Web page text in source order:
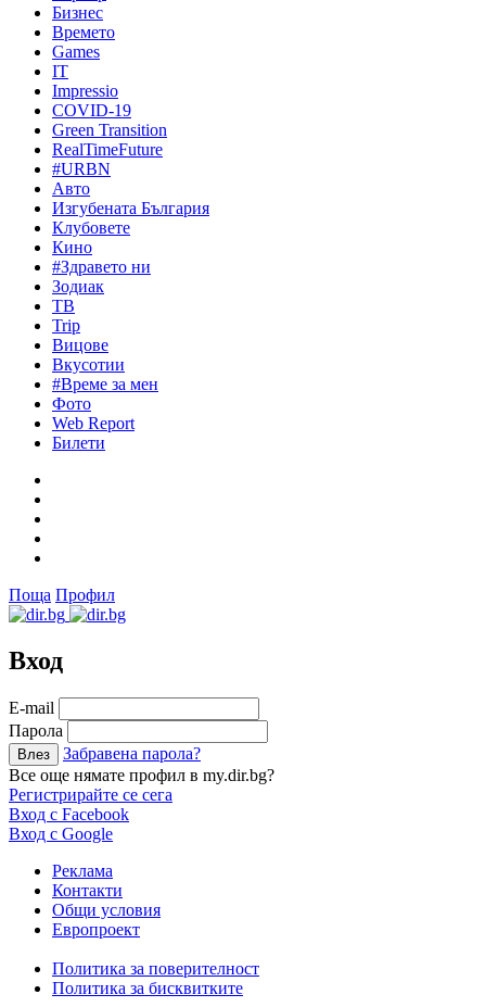
Бизнес
Времето
Games
IT
Impressio
COVID-19
Green Transition
RealTimeFuture
#URBN
Авто
Изгубената България
Клубовете
Кино
#Здравето ни
Зодиак
ТВ
Trip
Вицове
Вкусотии
#Време за мен
Фото
Web Report
Билети
Поща Профил
Вход
Е-mail
Парола
Забравена парола?
Все още нямате профил в my.dir.bg?
Регистрирайте се сега
Вход с Facebook
Вход с Google
Реклама
Контакти
Общи условия
Европроект
Политика за поверителност
Политика за бисквитките